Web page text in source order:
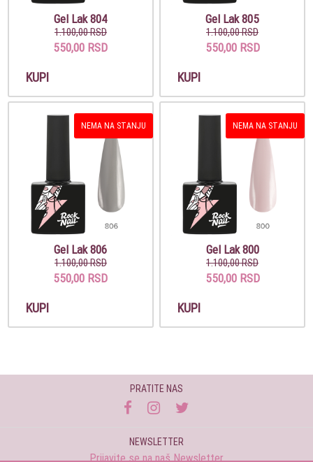
Gel Lak 804
1.100,00 RSD
550,00 RSD
KUPI
Gel Lak 805
1.100,00 RSD
550,00 RSD
KUPI
NEMA NA STANJU
Gel Lak 806
1.100,00 RSD
550,00 RSD
KUPI
NEMA NA STANJU
Gel Lak 800
1.100,00 RSD
550,00 RSD
KUPI
PRATITE NAS
NEWSLETTER
Prijavite se na naš Newsletter